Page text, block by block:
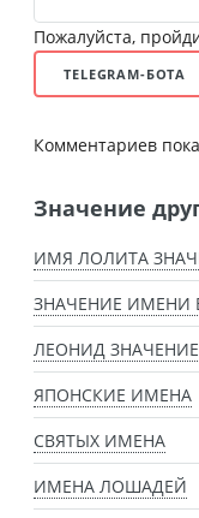
Пожалуйста,
TELEGRAM-БОТА
Комментариев
Значение
ИМЯ ЛОЛИТА
ЗНАЧЕНИЕ ИМЕНИ
ЛЕОНИД
ЯПОНСКИЕ ИМЕНА
СВЯТЫХ ИМЕНА
ИМЕНА ЛОШАДЕЙ